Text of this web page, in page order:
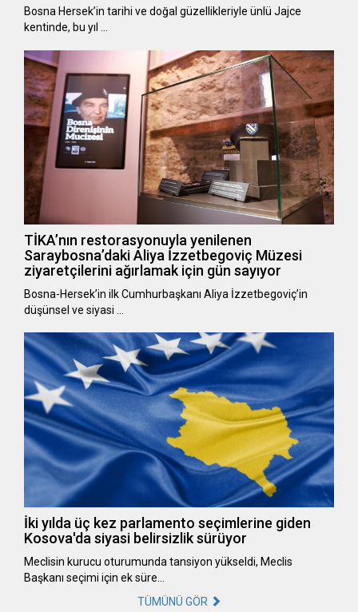
Bosna Hersek’in tarihi ve doğal güzellikleriyle ünlü Jajce
kentinde, bu yıl …
TİKA’nın restorasyonuyla yenilenen
Saraybosna’daki Aliya İzzetbegoviç Müzesi
ziyaretçilerini ağırlamak için gün sayıyor
Bosna-Hersek’in ilk Cumhurbaşkanı Aliya İzzetbegoviç’in
düşünsel ve siyasi …
İki yılda üç kez parlamento seçimlerine giden
Kosova'da siyasi belirsizlik sürüyor
Meclisin kurucu oturumunda tansiyon yükseldi, Meclis
Başkanı seçimi için ek süre…
TÜMÜNÜ GÖR